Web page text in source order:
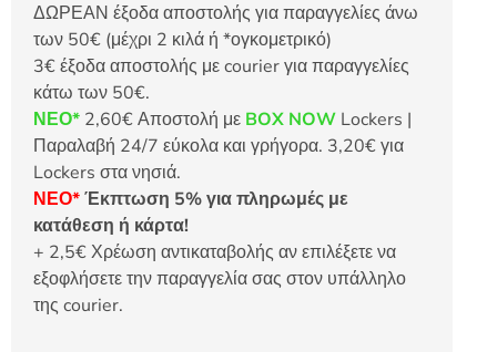
ΔΩΡΕΑΝ έξοδα αποστολής για παραγγελίες άνω
των 50€ (μέχρι 2 κιλά ή *ογκομετρικό)
3€ έξοδα αποστολής με courier για παραγγελίες
κάτω των 50€.
ΝΕΟ* 2,60€ Αποστολή με BOX NOW Lockers |
Παραλαβή 24/7 εύκολα και γρήγορα. 3,20€ για
Lockers στα νησιά.
ΝΕΟ*Έκπτωση 5% για πληρωμές με
κατάθεση ή κάρτα!
+ 2,5€ Χρέωση αντικαταβολής αν επιλέξετε να
εξοφλήσετε την παραγγελία σας στον υπάλληλο
της courier.